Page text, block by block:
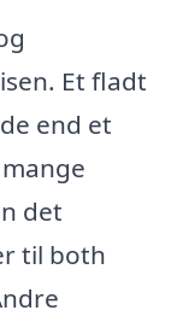
Et fladt
end et
det
til both